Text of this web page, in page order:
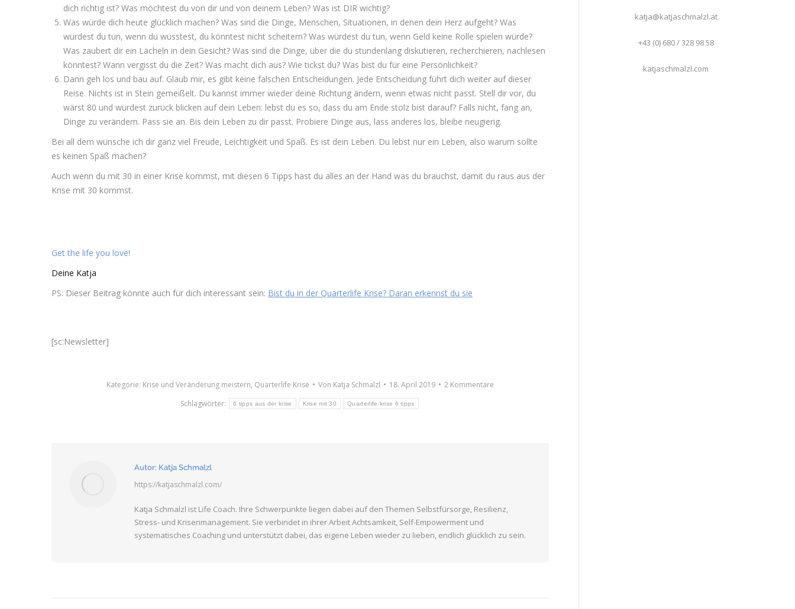
dich richtig ist? Was möchtest du von dir und von deinem Leben? Was ist DIR wichtig?
Was würde dich heute glücklich machen? Was sind die Dinge, Menschen, Situationen, in denen dein Herz aufgeht? Was
würdest du tun, wenn du wüsstest, du könntest nicht scheitern? Was würdest du tun, wenn Geld keine Rolle spielen würde?
Was zaubert dir ein Lächeln in dein Gesicht? Was sind die Dinge, über die du stundenlang diskutieren, recherchieren, nachlesen
könntest? Wann vergisst du die Zeit? Was macht dich aus? Wie tickst du? Was bist du für eine Persönlichkeit?
Dann geh los und bau auf. Glaub mir, es gibt keine falschen Entscheidungen. Jede Entscheidung führt dich weiter auf dieser
Reise. Nichts ist in Stein gemeißelt. Du kannst immer wieder deine Richtung ändern, wenn etwas nicht passt. Stell dir vor, du
wärst 80 und würdest zurück blicken auf dein Leben: lebst du es so, dass du am Ende stolz bist darauf? Falls nicht, fang an,
Dinge zu verändern. Pass sie an. Bis dein Leben zu dir passt. Probiere Dinge aus, lass anderes los, bleibe neugierig.
Bei all dem wünsche ich dir ganz viel Freude, Leichtigkeit und Spaß. Es ist dein Leben. Du lebst nur ein Leben, also warum sollte
es keinen Spaß machen?
Auch wenn du mit 30 in einer Krise kommst, mit diesen 6 Tipps hast du alles an der Hand was du brauchst, damit du raus aus der
Krise mit 30 kommst.
Get the life you love!
Deine Katja
PS: Dieser Beitrag könnte auch für dich interessant sein: Bist du in der Quarterlife Krise? Daran erkennst du sie
[sc:Newsletter]
Kategorie: Krise und Veränderung meistern, Quarterlife Krise Von Katja Schmalzl 18. April 2019
2 Kommentare
Schlagwörter:
6 tipps aus der krise Krise mit 30 Quarterlife krise 6 tipps
Autor: Katja Schmalzl
https://katjaschmalzl.com/
Katja Schmalzl ist Life Coach. Ihre Schwerpunkte liegen dabei auf den Themen Selbstfürsorge, Resilienz,
Stress- und Krisenmanagement. Sie verbindet in ihrer Arbeit Achtsamkeit, Self-Empowerment und
systematisches Coaching und unterstützt dabei, das eigene Leben wieder zu lieben, endlich glücklich zu sein.
katja@katjaschmalzl.at
+43 (0) 680 / 328 98 58
katjaschmalzl.com